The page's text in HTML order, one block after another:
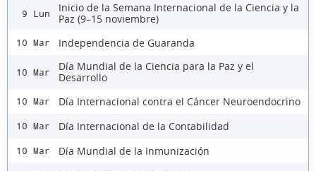
9 Lun
Inicio de la Semana Internacional de la Ciencia y la
Paz (9–15 noviembre)
10 Mar Independencia de Guaranda
10 Mar
Día Mundial de la Ciencia para la Paz y el
Desarrollo
10 Mar Día Internacional contra el Cáncer Neuroendocrino
10 Mar Día Internacional de la Contabilidad
10 Mar Día Mundial de la Inmunización